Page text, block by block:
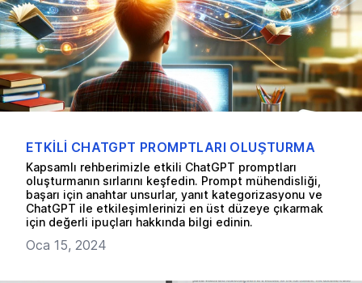
ETKILI CHATGPT PROMPTLARI OLUŞTURMA
Kapsamlı rehberimizle etkili ChatGPT promptları
oluşturmanın sırlarını keşfedin. Prompt mühendisliği,
başarı için anahtar unsurlar, yanıt kategorizasyonu ve
ChatGPT ile etkileşimlerinizi en üst düzeye çıkarmak
için değerli ipuçları hakkında bilgi edinin.
Oca 15, 2024